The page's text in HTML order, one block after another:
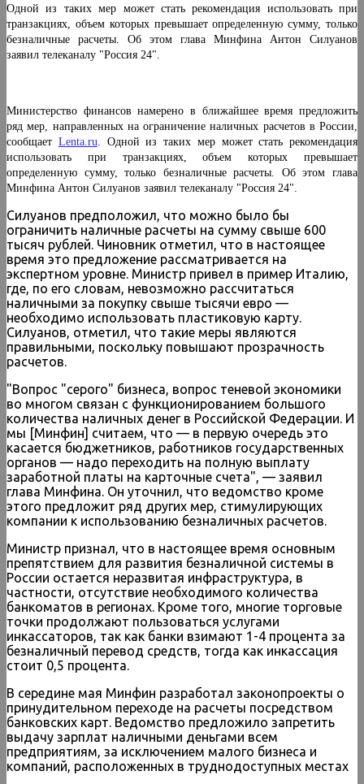
Одной из таких мер может стать рекомендация использовать при
транзакциях, объем которых превышает определенную сумму, только
безналичные расчеты. Об этом глава Минфина Антон Силуанов
заявил телеканалу "Россия 24".
Министерство финансов намерено в ближайшее время предложить
ряд мер, направленных на ограничение наличных расчетов в России,
сообщает Lenta.ru . Одной из таких мер может стать рекомендация
использовать при транзакциях, объем которых превышает
определенную сумму, только безналичные расчеты. Об этом глава
Минфина Антон Силуанов заявил телеканалу "Россия 24".
Силуанов предположил, что можно было бы
ограничить наличные расчеты на сумму свыше 600
тысяч рублей. Чиновник отметил, что в настоящее
время это предложение рассматривается на
экспертном уровне. Министр привел в пример Италию,
где, по его словам, невозможно рассчитаться
наличными за покупку свыше тысячи евро —
необходимо использовать пластиковую карту.
Силуанов, отметил, что такие меры являются
правильными, поскольку повышают прозрачность
расчетов.
"Вопрос "серого" бизнеса, вопрос теневой экономики
во многом связан с функционированием большого
количества наличных денег в Российской Федерации. И
мы [Минфин] считаем, что — в первую очередь это
касается бюджетников, работников государственных
органов — надо переходить на полную выплату
заработной платы на карточные счета", — заявил
глава Минфина. Он уточнил, что ведомство кроме
этого предложит ряд других мер, стимулирующих
компании к использованию безналичных расчетов.
Министр признал, что в настоящее время основным
препятствием для развития безналичной системы в
России остается неразвитая инфраструктура, в
частности, отсутствие необходимого количества
банкоматов в регионах. Кроме того, многие торговые
точки продолжают пользоваться услугами
инкассаторов, так как банки взимают 1-4 процента за
безналичный перевод средств, тогда как инкассация
стоит 0,5 процента.
В середине мая Минфин разработал законопроекты о
принудительном переходе на расчеты посредством
банковских карт. Ведомство предложило запретить
выдачу зарплат наличными деньгами всем
предприятиям, за исключением малого бизнеса и
компаний, расположенных в труднодоступных местах